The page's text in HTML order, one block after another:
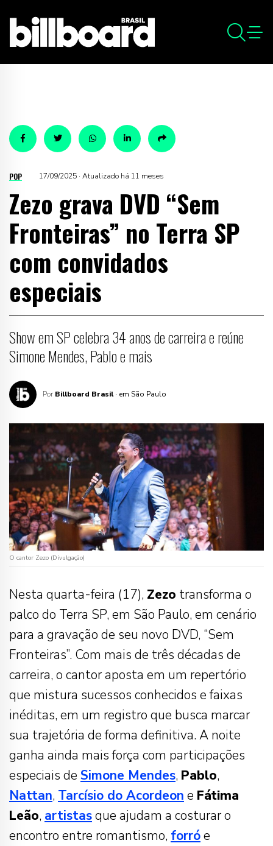
POP 17/09/2025 · Atualizado há 11 meses
Zezo grava DVD “Sem
Fronteiras” no Terra SP
com convidados
especiais
Show em SP celebra 34 anos de carreira e reúne
Simone Mendes, Pablo e mais
Por Billboard Brasil · em São Paulo
O cantor Zezo (Divulgação)
Nesta quarta-feira (17), Zezo transforma o
palco do Terra SP, em São Paulo, em cenário
para a gravação de seu novo DVD, “Sem
Fronteiras”. Com mais de três décadas de
carreira, o cantor aposta em um repertório
que mistura sucessos conhecidos e faixas
inéditas, em um registro que busca marcar
sua trajetória de forma definitiva. A noite
ganha ainda mais força com participações
especiais de Simone Mendes, Pablo,
Nattan, Tarcísio do Acordeon e Fátima
Leão, artistasque ajudam a costurar o
encontro entre romantismo, forróe